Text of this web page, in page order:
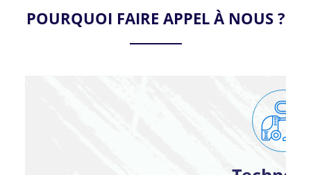
POURQUOI FAIRE APPEL À NOUS ?